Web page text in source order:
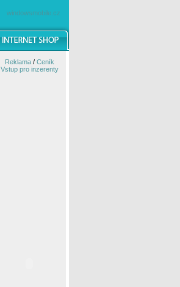
windowsmobile.cz
Reklama/ Ceník
Vstup pro inzerenty